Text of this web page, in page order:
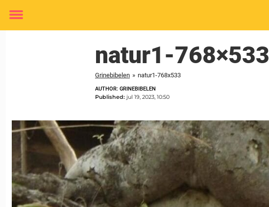
Toggle
natur1-768×533
Grinebibelen » natur1-768x533
AUTHOR: GRINEBIBELEN
Published: jul 19, 2023, 10:50